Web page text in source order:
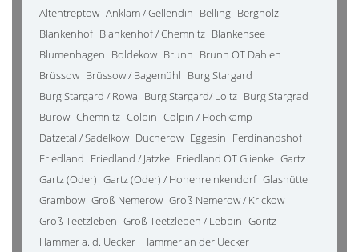
Altentreptow Anklam / Gellendin Belling Bergholz
Blankenhof Blankenhof / Chemnitz Blankensee
Blumenhagen Boldekow Brunn Brunn OT Dahlen
Brüssow Brüssow / Bagemühl Burg Stargard
Burg Stargard / Rowa Burg Stargard/ Loitz Burg Stargrad
Burow Chemnitz Cölpin Cölpin / Hochkamp
Datzetal / Sadelkow Ducherow Eggesin Ferdinandshof
Friedland Friedland / Jatzke Friedland OT Glienke Gartz
Gartz (Oder) Gartz (Oder) / Hohenreinkendorf Glashütte
Grambow Groß Nemerow Groß Nemerow / Krickow
Groß Teetzleben Groß Teetzleben / Lebbin Göritz
Hammer a. d. Uecker Hammer an der Uecker